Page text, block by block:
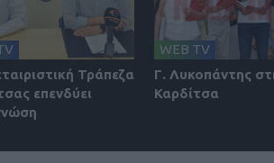
Τράπεζα
επενδύει
WEB TV
Γ. Λυκοπάντης
Καρδίτσα